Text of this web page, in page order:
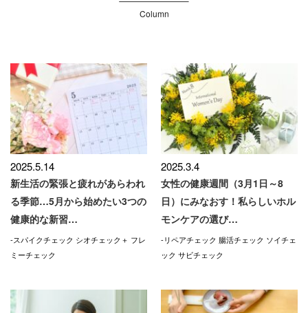
Column
2025.5.14
新生活の緊張と疲れがあらわれ
る季節…5月から始めたい3つの
健康的な新習…
-スパイクチェック シオチェック＋ フレ
ミーチェック
2025.3.4
女性の健康週間（3月1日～8
日）にみなおす！私らしいホル
モンケアの選び…
-リペアチェック 腸活チェック ソイチェ
ック サビチェック